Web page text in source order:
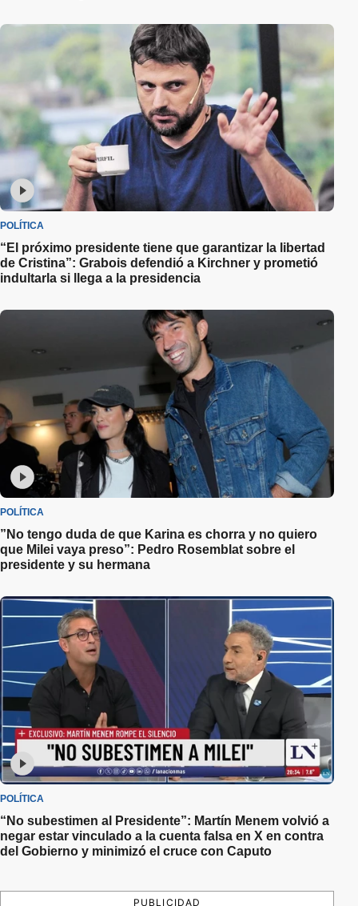
POLÍTICA
“El próximo presidente tiene que garantizar la libertad
de Cristina”: Grabois defendió a Kirchner y prometió
indultarla si llega a la presidencia
POLÍTICA
”No tengo duda de que Karina es chorra y no quiero
que Milei vaya preso”: Pedro Rosemblat sobre el
presidente y su hermana
POLÍTICA
“No subestimen al Presidente”: Martín Menem volvió a
negar estar vinculado a la cuenta falsa en X en contra
del Gobierno y minimizó el cruce con Caputo
PUBLICIDAD